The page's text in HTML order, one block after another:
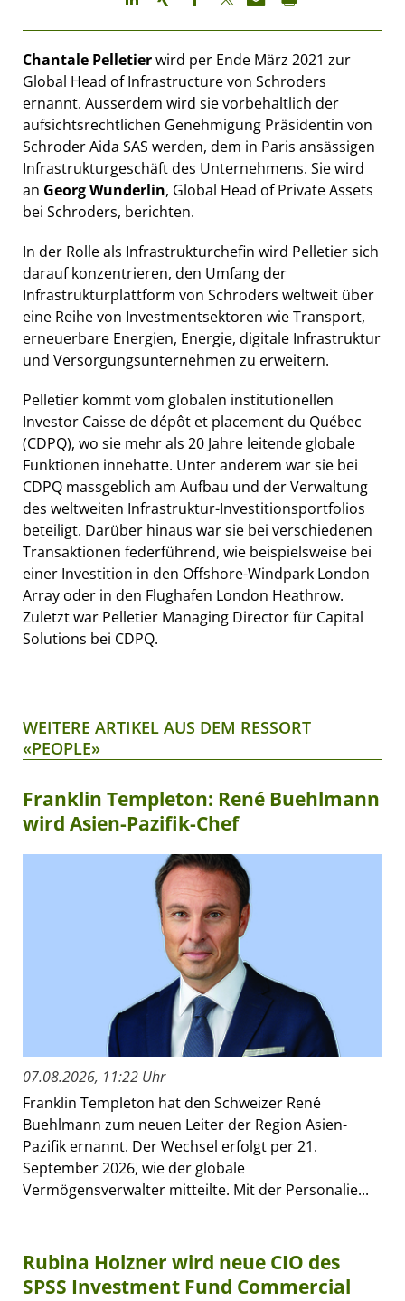
Chantale Pelletierwird per Ende März 2021 zur
Global Head of Infrastructure von Schroders
ernannt. Ausserdem wird sie vorbehaltlich der
aufsichtsrechtlichen Genehmigung Präsidentin von
Schroder Aida SAS werden, dem in Paris ansässigen
Infrastrukturgeschäft des Unternehmens. Sie wird
an Georg Wunderlin, Global Head of Private Assets
bei Schroders, berichten.
In der Rolle als Infrastrukturchefin wird Pelletier sich
darauf konzentrieren, den Umfang der
Infrastrukturplattform von Schroders weltweit über
eine Reihe von Investmentsektoren wie Transport,
erneuerbare Energien, Energie, digitale Infrastruktur
und Versorgungsunternehmen zu erweitern.
Pelletier kommt vom globalen institutionellen
Investor Caisse de dépôt et placement du Québec
(CDPQ), wo sie mehr als 20 Jahre leitende globale
Funktionen innehatte. Unter anderem war sie bei
CDPQ massgeblich am Aufbau und der Verwaltung
des weltweiten Infrastruktur-Investitionsportfolios
beteiligt. Darüber hinaus war sie bei verschiedenen
Transaktionen federführend, wie beispielsweise bei
einer Investition in den Offshore-Windpark London
Array oder in den Flughafen London Heathrow.
Zuletzt war Pelletier Managing Director für Capital
Solutions bei CDPQ.
WEITERE ARTIKEL AUS DEM RESSORT
«PEOPLE»
Franklin Templeton: René Buehlmann
wird Asien-Pazifik-Chef
07.08.2026, 11:22 Uhr
Franklin Templeton hat den Schweizer René
Buehlmann zum neuen Leiter der Region Asien-
Pazifik ernannt. Der Wechsel erfolgt per 21.
September 2026, wie der globale
Vermögensverwalter mitteilte. Mit der Personalie...
Rubina Holzner wird neue CIO des
SPSS Investment Fund Commercial